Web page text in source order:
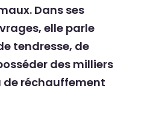
Dans ses
elle parle
tendresse, de
des milliers
de réchauffement